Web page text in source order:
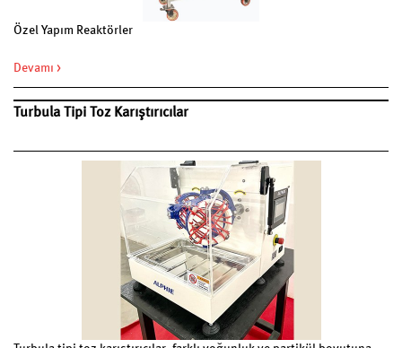
Özel Yapım Reaktörler
Devamı >
Turbula Tipi Toz Karıştırıcılar